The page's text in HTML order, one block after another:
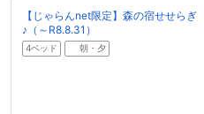
【じゃらんnet限定】森の宿せせ
♪（～R8.8.31）
4ベッド 朝・夕